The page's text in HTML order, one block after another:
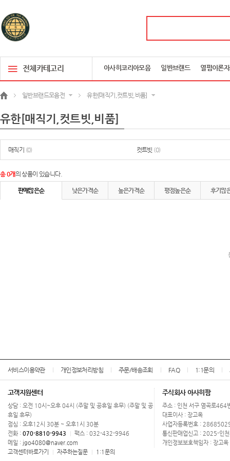
전체카테고리 아사히코리아모음 일반브랜드 열펌이론
일반브랜드모음전 유한[매직기,컷트빗,비품]
유한[매직기,컷트빗,비품]
매직기 (0) 컷트빗 (0)
총 0개의 상품이 있습니다.
판매많은순 낮은가격순 높은가격순 평점높은순 후기많
서비스이용약관 개인정보처리방침 주문/배송조회 FAQ 1:1문의
고객지원센터
상담 : 오전 10시~오후 04시 (주말 및 공휴일 휴무) (주말 및 공
휴일 휴무)
점심 : 오후12시 30분 ~ 오후1시 30분
전화 : 070-8810-9943
팩스 : 032-432-9946
메일 : jgo4080@naver.com
고객센터바로가기
자주하는질문 1:1문의
주식회사 아사히팜
주소 : 인천 서구 염곡로
대표이사 : 장고옥
사업자등록번호 :
통신판매업신고 : 2025-인
개인정보보호책임자 : 장고옥